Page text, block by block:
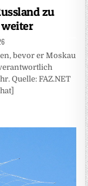
zu
bevor er Moskau
Quelle: FAZ.NET